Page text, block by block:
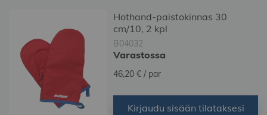
Hothand-paistokinnas 30
cm/10, 2 kpl
B04032
Varastossa
46,20 € / par
Kirjaudu sisään tilataksesi